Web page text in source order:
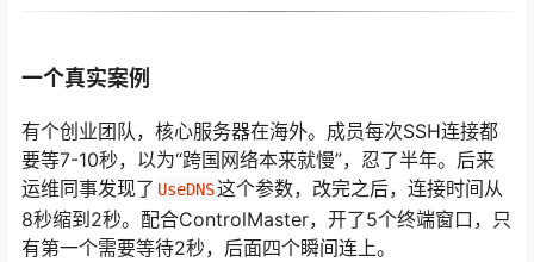
一个真实案例
有个创业团队，核心服务器在海外。成员每次SSH连接都
要等7-10秒，以为“跨国网络本来就慢”，忍了半年。后来
运维同事发现了 UseDNS这个参数，改完之后，连接时间从
8秒缩到2秒。配合ControlMaster，开了5个终端窗口，只
有第一个需要等待2秒，后面四个瞬间连上。